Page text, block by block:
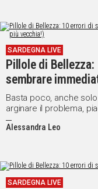
VIDEO
UNISCITI
AL CANALE
Social
SARDEGNA LIVE
Pillole di
sembrare
vecchia!)
Basta poco, anche
arginare il problema,
addirittura più giovani!
Alessandra Leo
SARDEGNA LIVE